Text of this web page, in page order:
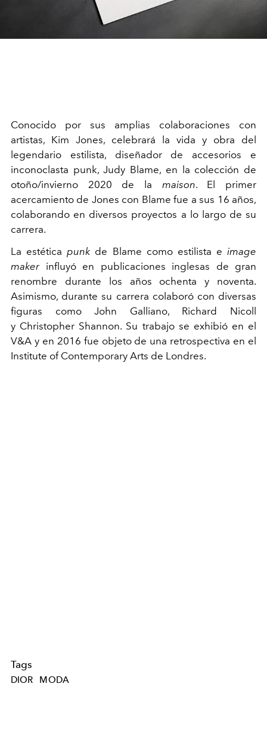
Conocido por sus amplias colaboraciones con
artistas, Kim Jones, celebrará la vida y obra del
legendario estilista, diseñador de accesorios e
inconoclasta punk, Judy Blame, en la colección de
otoño/invierno 2020 de la maison. El primer
acercamiento de Jones con Blame fue a sus 16 años,
colaborando en diversos proyectos a lo largo de su
carrera.
La estéticapunk de Blame como estilista e image
makerinfluyó en publicaciones inglesas de gran
renombre durante los años ochenta y noventa.
Asimismo, durante su carrera colaboró con diversas
figuras como John Galliano, Richard Nicoll
y Christopher Shannon. Su trabajo se exhibió en el
V&A y en 2016 fue objeto de una retrospectiva en el
Institute of Contemporary Arts de Londres.
Tags
DIOR MODA